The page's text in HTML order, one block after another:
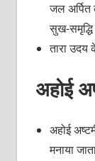
जल
सुख-समृद्धि
तारा
अहोई
अहोई
मनाया